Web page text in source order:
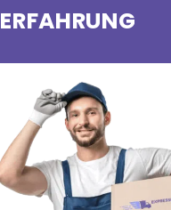
ERFAHRUNG